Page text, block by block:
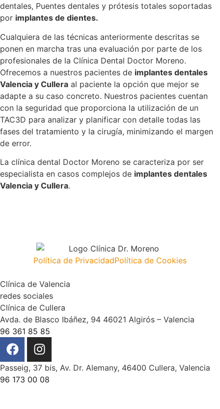
dentales, Puentes dentales y prótesis totales soportadas
por implantes de dientes.
Cualquiera de las técnicas anteriormente descritas se
ponen en marcha tras una evaluación por parte de los
profesionales de la Clínica Dental Doctor Moreno.
Ofrecemos a nuestros pacientes de implantes dentales
Valencia y Cullera al paciente la opción que mejor se
adapte a su caso concreto. Nuestros pacientes cuentan
con la seguridad que proporciona la utilización de un
TAC3D para analizar y planificar con detalle todas las
fases del tratamiento y la cirugía, minimizando el margen
de error.
La clínica dental Doctor Moreno se caracteriza por ser
especialista en casos complejos de implantes dentales
Valencia y Cullera.
Política de PrivacidadPolítica de Cookies
Clínica de Valencia
redes sociales
Clínica de Cullera
Avda. de Blasco Ibáñez, 94 46021 Algirós – Valencia
96 361 85 85
Passeig, 37 bis, Av. Dr. Alemany, 46400 Cullera, Valencia
96 173 00 08